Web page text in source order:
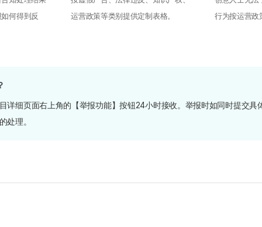
何得到反
运营政策等类别提供定制表格。
行为按运营政
详细页面右上角的【举报功能】按钮24小时接收。举报时如同时提交具
处理。